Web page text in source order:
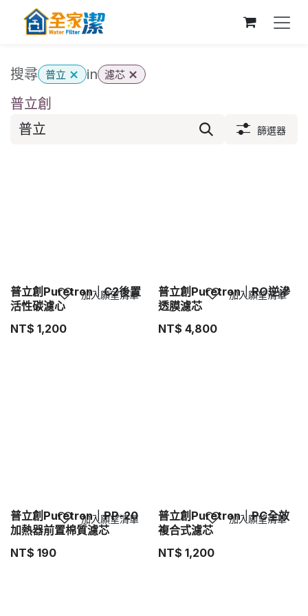
跳至內容
搜尋 普立 in 濾芯
普立創
篩選器
普立創Puretron｜C2後置
活性碳濾心
NT$ 1,200
加入願望清單
普立創Puretron｜RO逆滲
透膜濾芯
NT$ 4,800
加入願望清單
普立創Puretron｜PP-20
加熱器前置棉質濾芯
NT$ 190
加入願望清單
普立創Puretron｜PC全效
複合式濾芯
NT$ 1,200
加入願望清單